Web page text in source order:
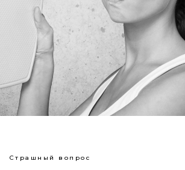
Страшный вопрос